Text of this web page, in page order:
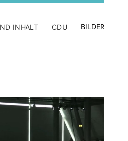
INHALT CDU BILDER